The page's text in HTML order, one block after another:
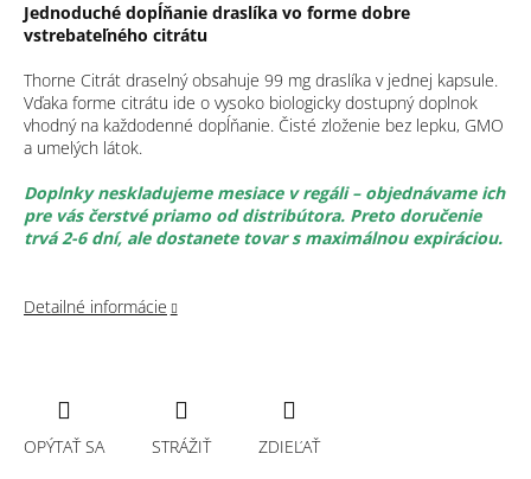
Jednoduché dopĺňanie draslíka vo forme dobre
vstrebateľného citrátu
Thorne Citrát draselný obsahuje 99 mg draslíka v jednej kapsule.
Vďaka forme citrátu ide o vysoko biologicky dostupný doplnok
vhodný na každodenné dopĺňanie. Čisté zloženie bez lepku, GMO
a umelých látok.
Doplnky neskladujeme mesiace v regáli – objednávame ich
pre vás čerstvé priamo od distribútora. Preto doručenie
trvá 2-6 dní, ale dostanete tovar s maximálnou expiráciou.
Detailné informácie
OPÝTAŤ SA STRÁŽIŤ ZDIEĽAŤ